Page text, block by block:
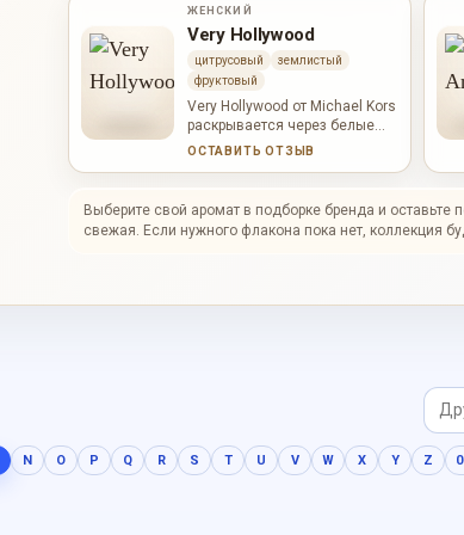
ЖЕНСКИЙ
Very Hollywood
цитрусовый
землистый
фруктовый
Very Hollywood от Michael Kors
раскрывается через белые
цветы, фруктовая сочность,
мандарин, бергамот; в сердце
проступают гардения,
жасмин, Ylang-Ylang; база
ОСТАВИТЬ ОТЗЫВ
Выберите свой аромат в подборке бренда и оставьте
свежая. Если нужного флакона пока нет, коллекция
N O P Q R S T U V W X Y Z